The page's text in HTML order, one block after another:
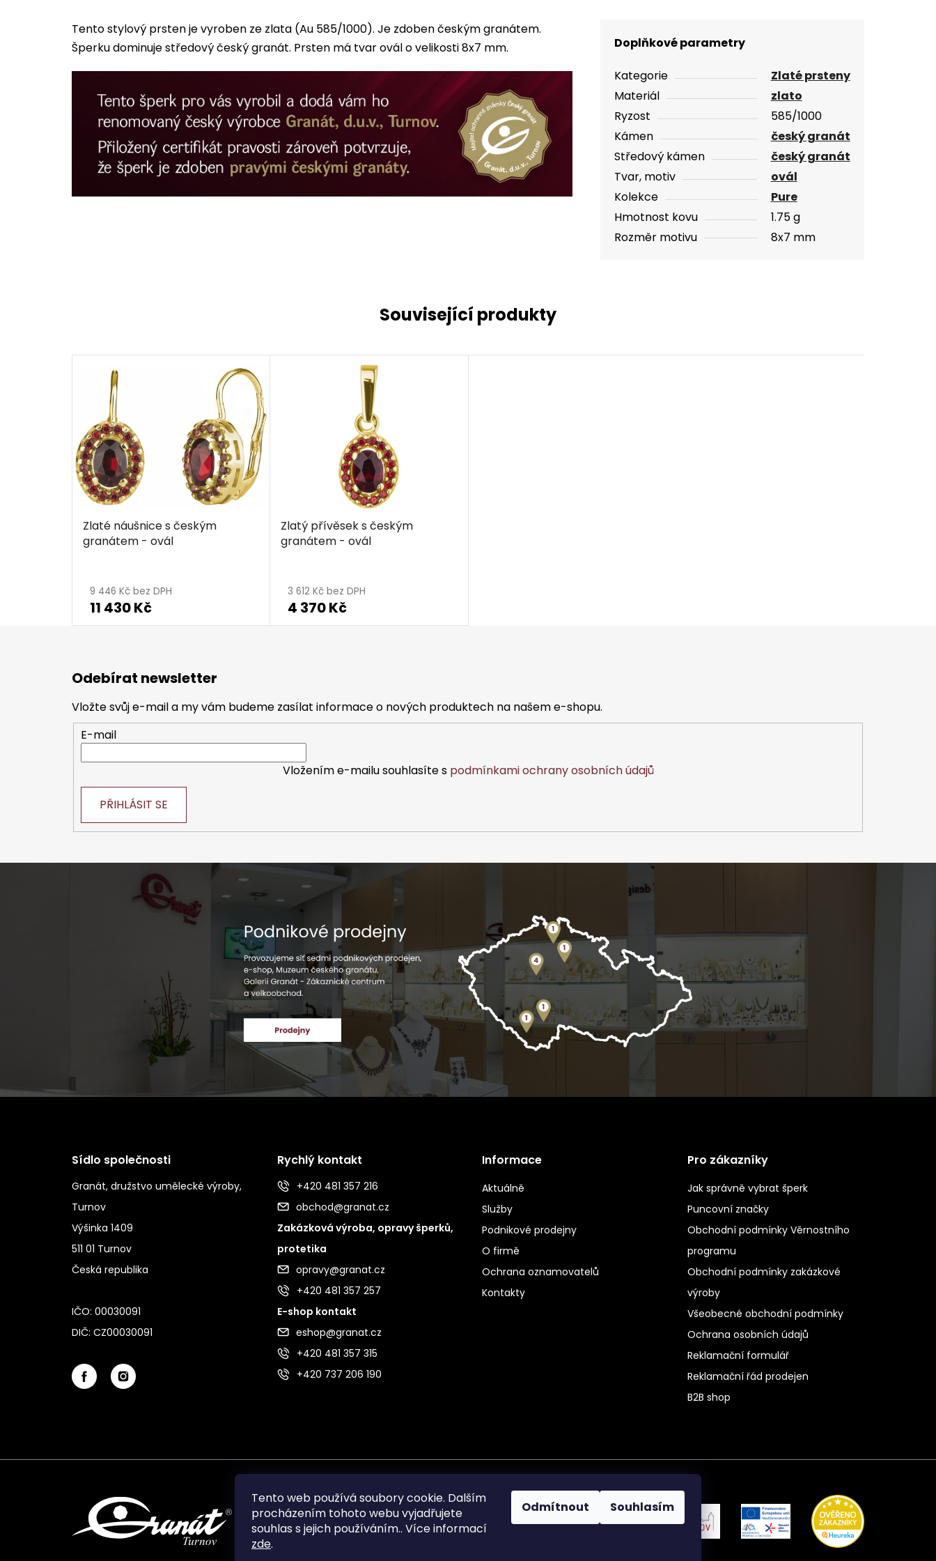
Tento web používá soubory cookie. Dalším
procházením tohoto webu vyjadřujete
souhlas s jejich používáním.. Více informací
zde.
Odmítnout Souhlasím
Tento stylový prsten je vyroben ze zlata (Au 585/1000). Je zdoben českým granátem.
Šperku dominuje středový český granát. Prsten má tvar ovál o velikosti 8x7 mm.
Doplňkové parametry
Kategorie
Zlaté prsteny
Materiál
zlato
Ryzost
585/1000
Kámen
český granát
Středový kámen
český granát
Tvar, motiv
ovál
Kolekce
Pure
Hmotnost kovu
1.75 g
Rozměr motivu
8x7 mm
Související produkty
Zlaté náušnice s českým
granátem - ovál
9 446 Kč bez DPH
11 430 Kč
Zlatý přívěsek s českým
granátem - ovál
3 612 Kč bez DPH
4 370 Kč
Odebírat newsletter
Vložte svůj e-mail a my vám budeme zasílat informace o nových produktech na našem e-shopu.
E-mail
Vložením e-mailu souhlasíte s podmínkami ochrany osobních údajů
PŘIHLÁSIT SE
Sídlo společnosti
Granát, družstvo umělecké výroby,
Turnov
Výšinka 1409
511 01 Turnov
Česká republika
IČO: 00030091
DIČ: CZ00030091
Rychlý kontakt
+420 481 357 216
obchod@granat.cz
Zakázková výroba, opravy šperků,
protetika
opravy@granat.cz
+420 481 357 257
E-shop kontakt
eshop@granat.cz
+420 481 357 315
+420 737 206 190
Informace
Aktuálně
Služby
Podnikové prodejny
O firmě
Ochrana oznamovatelů
Kontakty
Pro zákazníky
Jak správně vybrat šperk
Puncovní značky
Obchodní podmínky Věrnostního
programu
Obchodní podmínky zakázkové
výroby
Všeobecné obchodní podmínky
Ochrana osobních údajů
Reklamační formulář
Reklamační řád prodejen
B2B shop